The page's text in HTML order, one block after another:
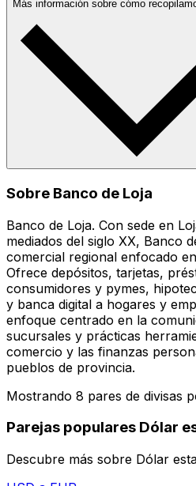
Más información sobre cómo
Sobre Banco de Loja
Banco de Loja. Con sede en
mediados del siglo XX, Banco
comercial regional enfocado
Ofrece depósitos, tarjetas,
consumidores y pymes,
y banca digital a hogares y
enfoque centrado en la
sucursales y prácticas
comercio y las finanzas
pueblos de provincia.
Mostrando 8 pares de divisas
Parejas populares Dólar
Descubre más sobre Dólar